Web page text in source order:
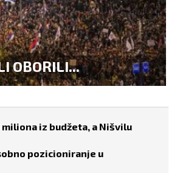
iz budžeta, a Nišvilu
pozicioniranje u